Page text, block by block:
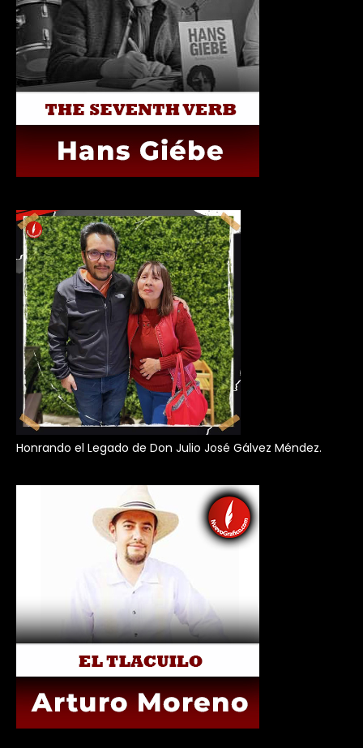
Honrando el Legado de Don Julio José Gálvez Méndez.